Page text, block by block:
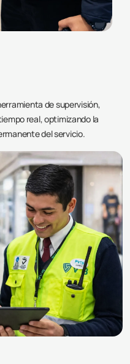
de supervisión,
real, optimizando la
del servicio.